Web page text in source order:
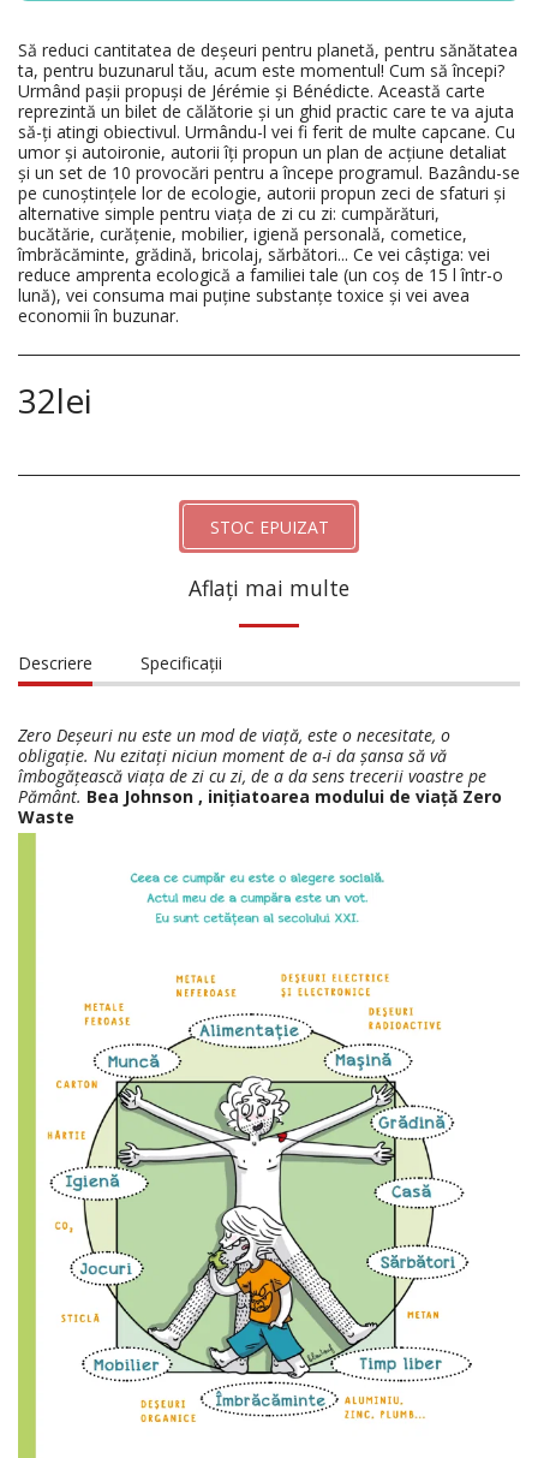
Să reduci cantitatea de deșeuri pentru planetă, pentru sănătatea
ta, pentru buzunarul tău, acum este momentul! Cum să începi?
Urmând pașii propuși de Jérémie și Bénédicte. Această carte
reprezintă un bilet de călătorie și un ghid practic care te va ajuta
să-ți atingi obiectivul. Urmându-l vei fi ferit de multe capcane. Cu
umor și autoironie, autorii îți propun un plan de acțiune detaliat
și un set de 10 provocări pentru a începe programul. Bazându-se
pe cunoștințele lor de ecologie, autorii propun zeci de sfaturi și
alternative simple pentru viața de zi cu zi: cumpărături,
bucătărie, curățenie, mobilier, igienă personală, cometice,
îmbrăcăminte, grădină, bricolaj, sărbători... Ce vei câștiga: vei
reduce amprenta ecologică a familiei tale (un coș de 15 l într-o
lună), vei consuma mai puține substanțe toxice și vei avea
economii în buzunar.
32lei
STOC EPUIZAT
Aflați mai multe
Descriere Specificații
Zero Deșeuri nu este un mod de viață, este o necesitate, o
obligație. Nu ezitați niciun moment de a-i da șansa să vă
îmbogățească viața de zi cu zi, de a da sens trecerii voastre pe
Pământ. Bea Johnson , inițiatoarea modului de viață Zero
Waste